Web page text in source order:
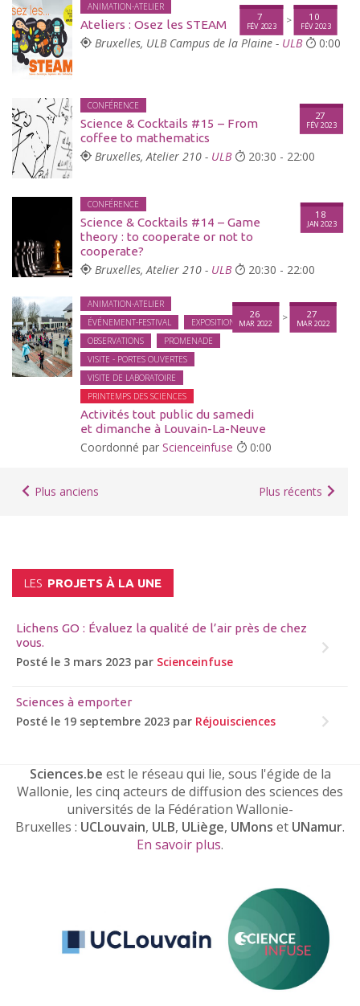
ANIMATION-ATELIER
Ateliers : Osez les STEAM
7
FÉV 2023
> 10
FÉV 2023
Bruxelles, ULB Campus de la Plaine - ULB 0:00
CONFÉRENCE
Science & Cocktails #15 – From
coffee to mathematics
27
FÉV 2023
Bruxelles, Atelier 210 - ULB 20:30 - 22:00
CONFÉRENCE
Science & Cocktails #14 – Game
theory : to cooperate or not to
cooperate?
18
JAN 2023
Bruxelles, Atelier 210 - ULB 20:30 - 22:00
ANIMATION-ATELIER
ÉVÉNEMENT-FESTIVAL
EXPOSITION
OBSERVATIONS
PROMENADE
VISITE - PORTES OUVERTES
VISITE DE LABORATOIRE
PRINTEMPS DES SCIENCES
Activités tout public du samedi
et dimanche à Louvain-La-Neuve
26
MAR 2022
> 27
MAR 2022
Coordonné par Scienceinfuse 0:00
Plus anciens Plus récents
LES PROJETS À LA UNE
Lichens GO : Évaluez la qualité de l’air près de chez
vous.
Posté le 3 mars 2023 par Scienceinfuse
Sciences à emporter
Posté le 19 septembre 2023 par Réjouisciences
Sciences.be est le réseau qui lie, sous l'égide de la
Wallonie, les cinq acteurs de diffusion des sciences des
universités de la Fédération Wallonie-
Bruxelles : UCLouvain, ULB, ULiège, UMons et UNamur.
En savoir plus.